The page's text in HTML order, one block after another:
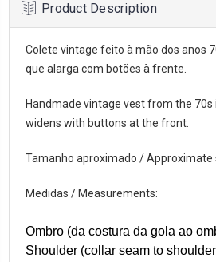
Product Description
Colete vintage feito à mão dos anos
que alarga com botões à frente.
Handmade vintage vest from the
widens with buttons at the front.
Tamanho aproximado / Approximate
Medidas / Measurements:
Ombro (da costura da gola ao
Shoulder (collar seam to